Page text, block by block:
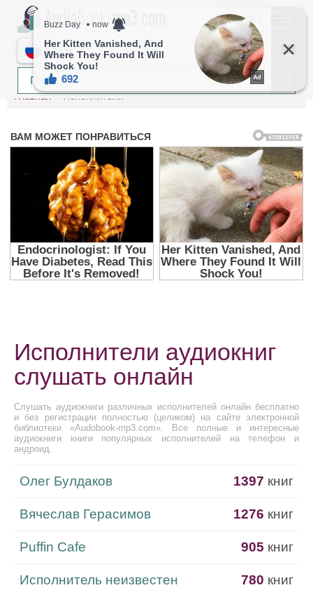
МЕНЮ
RU
Главная Исполнители
Исполнители аудиокниг
слушать онлайн
Слушать аудиокниги различных исполнителей онлайн бесплатно
и без регистрации полностью (целиком) на сайте электронной
библиотеки «Audobook-mp3.com». Все полные и интересные
аудиокниги книги популярных исполнителей на телефон и
андроид.
Олег Булдаков 1397 книг
Вячеслав Герасимов 1276 книг
Puffin Cafe 905 книг
Исполнитель неизвестен 780 книг